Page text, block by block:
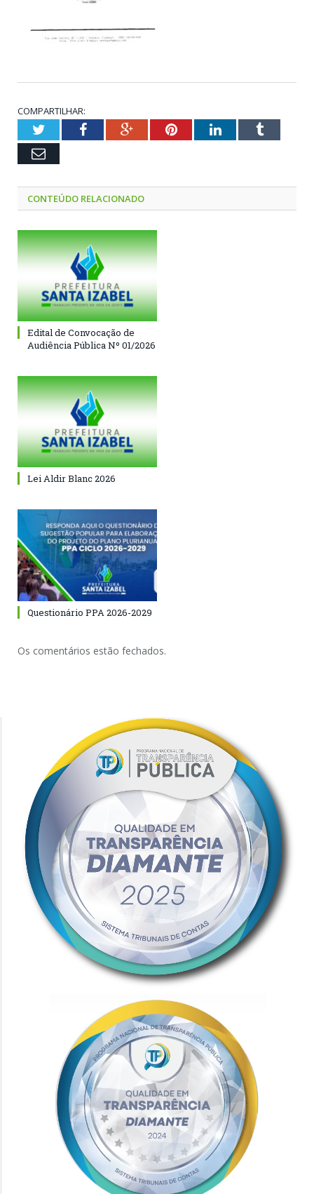
COMPARTILHAR:
TwitterFacebookGoogle+PinterestLinkedInTumblr
Email
CONTEÚDO RELACIONADO
Edital de Convocação de
Audiência Pública Nº 01/2026
Lei Aldir Blanc 2026
Questionário PPA 2026-2029
Os comentários estão fechados.